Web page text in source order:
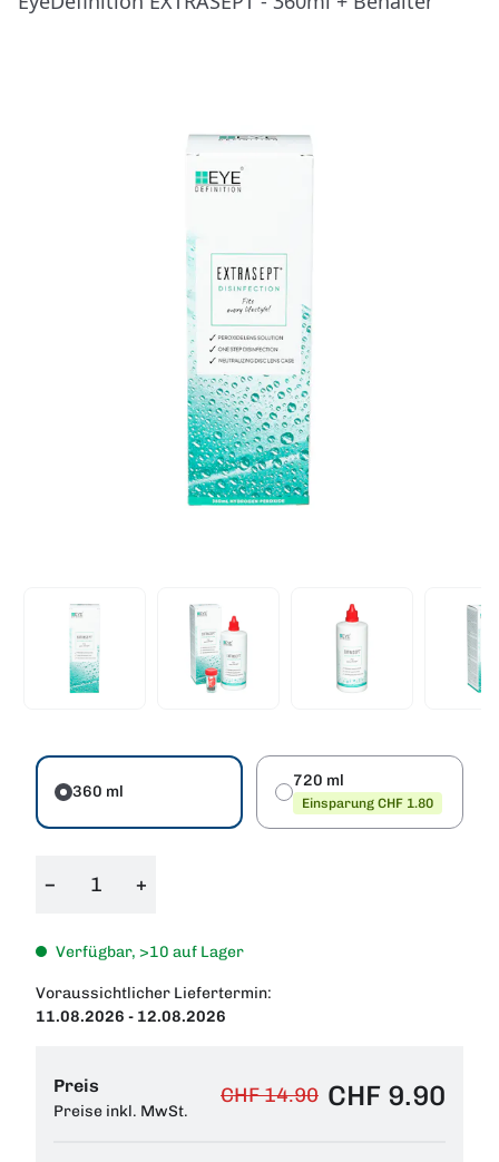
360 ml
720 ml
Einsparung CHF 1.80
− +
Verfügbar, >10 auf Lager
Voraussichtlicher Liefertermin:
11.08.2026 - 12.08.2026
Preis
Preise inkl. MwSt.
CHF 14.90 CHF 9.90